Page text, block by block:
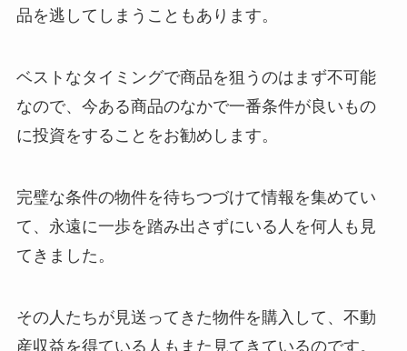
品を逃してしまうこともあります。
ベストなタイミングで商品を狙うのはまず不可能
なので、今ある商品のなかで一番条件が良いもの
に投資をすることをお勧めします。
完璧な条件の物件を待ちつづけて情報を集めてい
て、永遠に一歩を踏み出さずにいる人を何人も見
てきました。
その人たちが見送ってきた物件を購入して、不動
産収益を得ている人もまた見てきているのです。